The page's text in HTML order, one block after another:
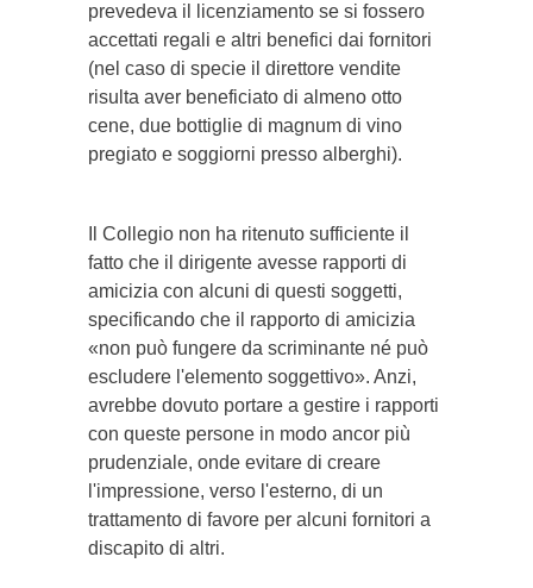
prevedeva il licenziamento se si fossero
accettati regali e altri benefici dai fornitori
(nel caso di specie il direttore vendite
risulta aver beneficiato di almeno otto
cene, due bottiglie di magnum di vino
pregiato e soggiorni presso alberghi).
Il Collegio non ha ritenuto sufficiente il
fatto che il dirigente avesse rapporti di
amicizia con alcuni di questi soggetti,
specificando che il rapporto di amicizia
«non può fungere da scriminante né può
escludere l'elemento soggettivo». Anzi,
avrebbe dovuto portare a gestire i rapporti
con queste persone in modo ancor più
prudenziale, onde evitare di creare
l'impressione, verso l'esterno, di un
trattamento di favore per alcuni fornitori a
discapito di altri.